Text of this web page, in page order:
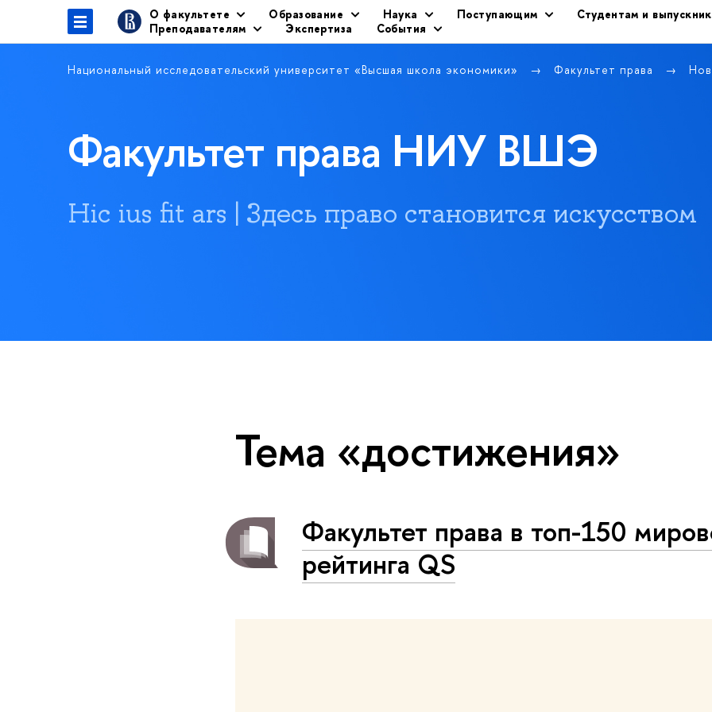
О факультете Образование Наука Поступающим
Студентам и
Преподавателям
Экспертиза События
Национальный исследовательский университет «Высшая школа экономики» Факультет права
Факультет права НИУ ВШЭ
Hic ius fit ars | Здесь право становится искусством
Тема «достижения»
Факультет права в топ-150
рейтинга QS